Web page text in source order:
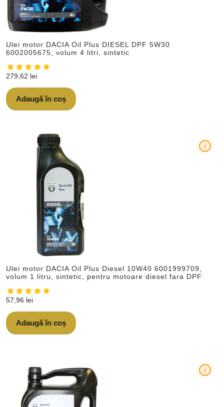
Ulei motor DACIA Oil Plus DIESEL DPF 5W30
6002005675, volum 4 litri, sintetic
279,62 lei
Adaugă în coș
Ulei motor DACIA Oil Plus Diesel 10W40 6001999709,
volum 1 litru, sintetic, pentru motoare diesel fara DPF
i
57,96 lei
Adaugă în coș
i